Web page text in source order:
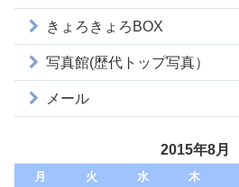
きょろきょろBOX
写真館(歴代トップ写真）
メール
2015年8月
月 火 水 木